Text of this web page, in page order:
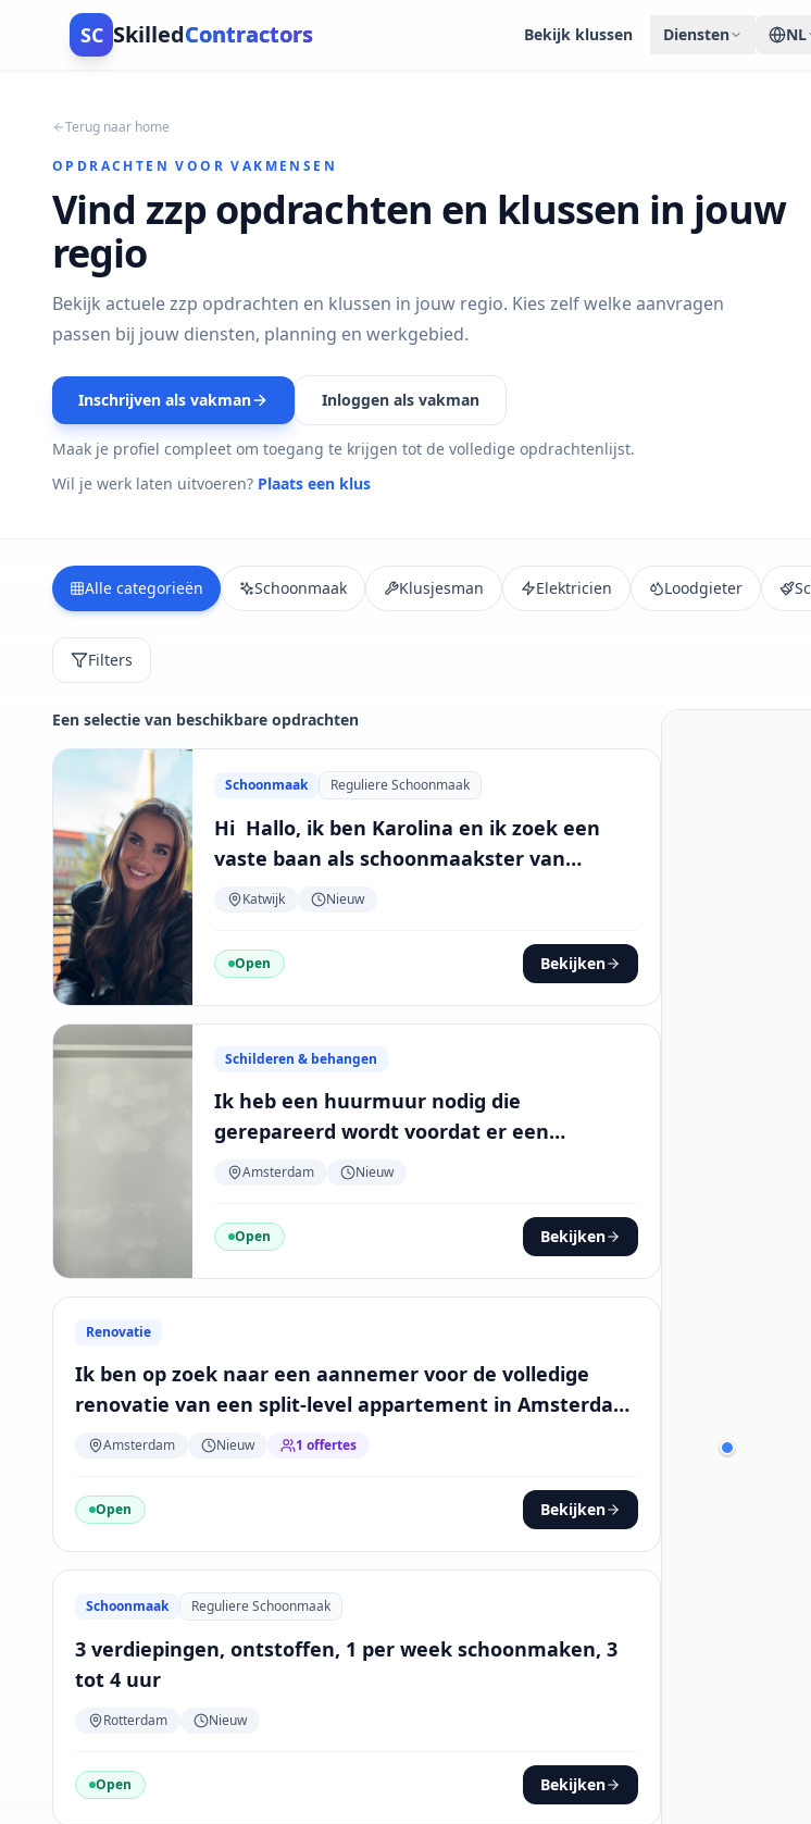
SC SkilledContractors Bekijk klussen Diensten NL
Terug naar home
OPDRACHTEN VOOR VAKMENSEN
Vind zzp opdrachten en klussen in jouw
regio
Bekijk actuele zzp opdrachten en klussen in jouw regio. Kies zelf welke aanvragen
passen bij jouw diensten, planning en werkgebied.
Inschrijven als vakman Inloggen als vakman
Maak je profiel compleet om toegang te krijgen tot de volledige opdrachtenlijst.
Wil je werk laten uitvoeren? Plaats een klus
Alle categorieën Schoonmaak Klusjesman Elektricien Loodgieter
Filters
Een selectie van beschikbare opdrachten
Schoonmaak Reguliere Schoonmaak
Hi Hallo, ik ben Karolina en ik zoek een
vaste baan als schoonmaakster van
kantoren in de middaguren. Ik ben een
Katwijk Nieuw
Open Bekijken
Schilderen & behangen
Ik heb een huurmuur nodig die
gerepareerd wordt voordat er een
verhuisinspectie plaatsvindt. Ik heb de
Amsterdam Nieuw
Open Bekijken
Renovatie
Ik ben op zoek naar een aannemer voor de volledige
renovatie van een split-level appartement in Amsterdam
Nieuw-West. Het project omvat: ...
Amsterdam Nieuw 1 offertes
Open Bekijken
Schoonmaak Reguliere Schoonmaak
3 verdiepingen, ontstoffen, 1 per week schoonmaken, 3
tot 4 uur
Rotterdam Nieuw
Open Bekijken